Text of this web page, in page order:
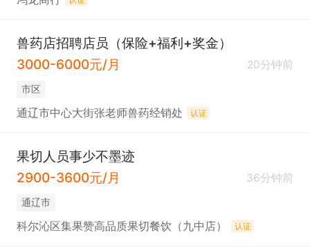
兽药店招聘店员（保险+福利+奖金）
3000-6000元/月
20分钟前
市区
通辽市中心大街张老师兽药经销处 认证
果切人员事少不墨迹
2900-3600元/月
36分钟前
通辽市
科尔沁区集果赞高品质果切餐饮（九中店） 认证